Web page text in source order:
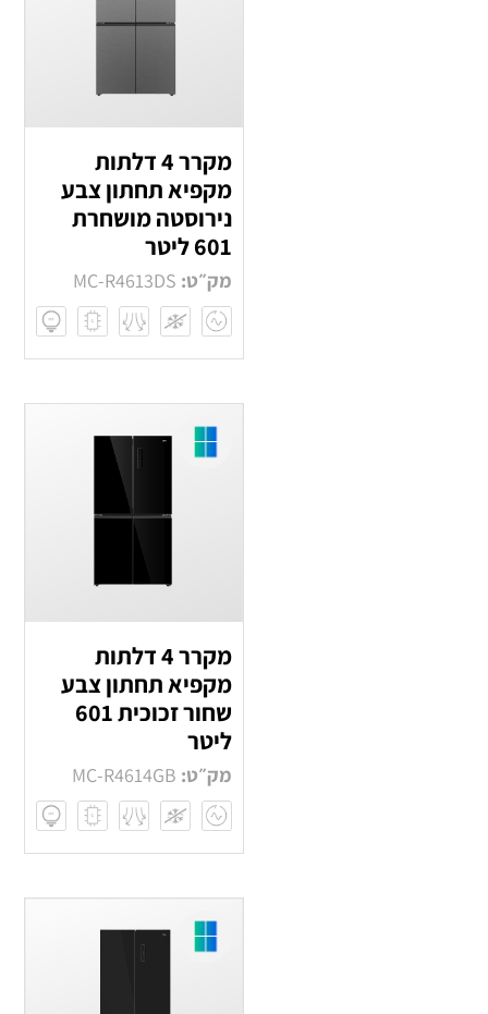
מקרר 4 דלתות
מקפיא תחתון צבע
נירוסטה מושחרת
601 ליטר
מק״ט: MC-R4613DS
מקרר 4 דלתות
מקפיא תחתון צבע
שחור זכוכית 601
ליטר
מק״ט: MC-R4614GB